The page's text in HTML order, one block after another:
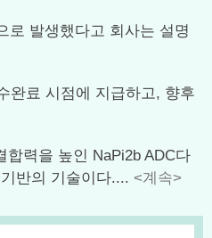
로 발생했다고 회사는 설명
완료 시점에 지급하고, 향후
합력을 높인 NaPi2b ADC다
반의 기술이다.... <계속>